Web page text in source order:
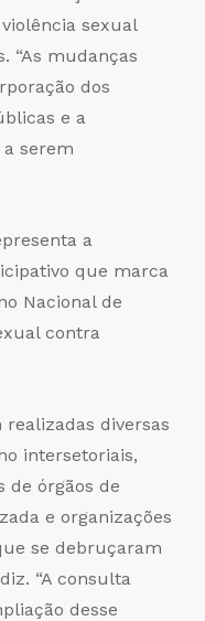
sexual
“As mudanças
dos
e a
a serem
a
que marca
Nacional de
contra
realizadas diversas
intersetoriais,
de órgãos de
e organizações
se debruçaram
“A consulta
desse